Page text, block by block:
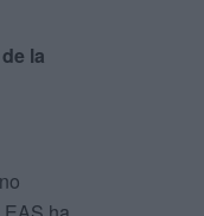
la